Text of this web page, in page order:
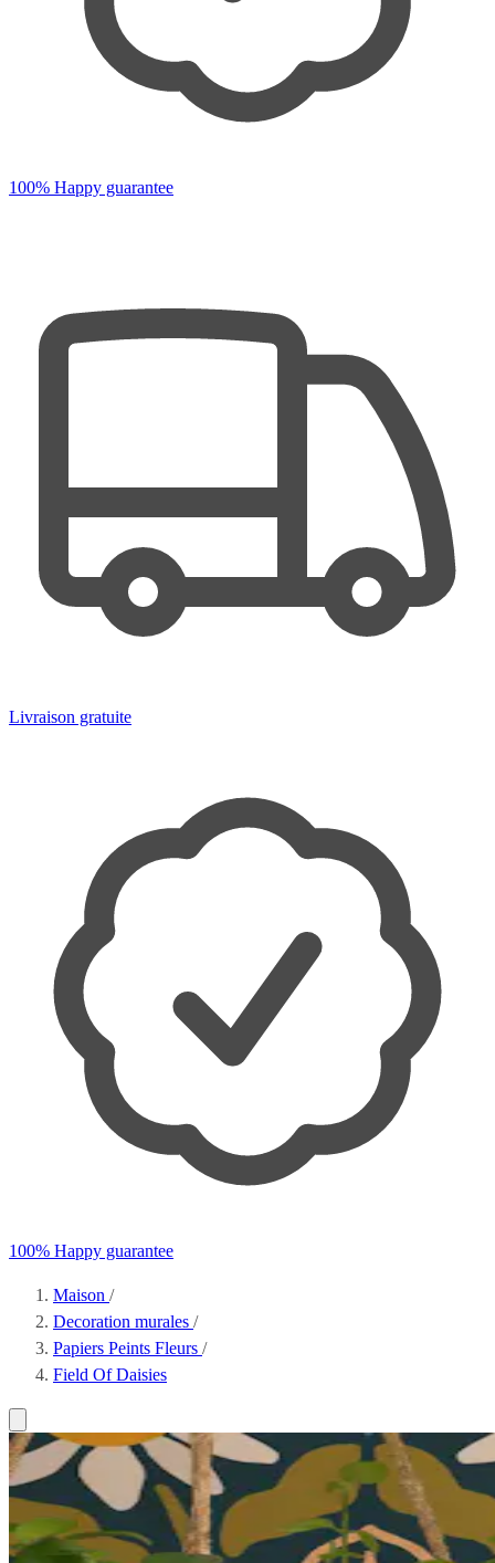
100% Happy guarantee
Livraison gratuite
100% Happy guarantee
Maison /
Decoration murales /
Papiers Peints Fleurs /
Field Of Daisies